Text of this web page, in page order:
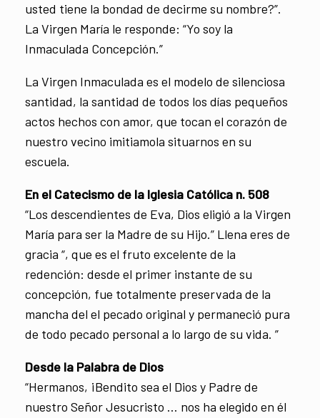
usted tiene la bondad de decirme su nombre?”.
La Virgen María le responde: “Yo soy la
Inmaculada Concepción.”
La Virgen Inmaculada es el modelo de silenciosa
santidad, la santidad de todos los días pequeños
actos hechos con amor, que tocan el corazón de
nuestro vecino imitiamola situarnos en su
escuela.
En el Catecismo de la Iglesia Católica n. 508
“Los descendientes de Eva, Dios eligió a la Virgen
María para ser la Madre de su Hijo.” Llena eres de
gracia “, que es el fruto excelente de la
redención: desde el primer instante de su
concepción, fue totalmente preservada de la
mancha del el pecado original y permaneció pura
de todo pecado personal a lo largo de su vida. ”
Desde la Palabra de Dios
“Hermanos, ¡Bendito sea el Dios y Padre de
nuestro Señor Jesucristo … nos ha elegido en él